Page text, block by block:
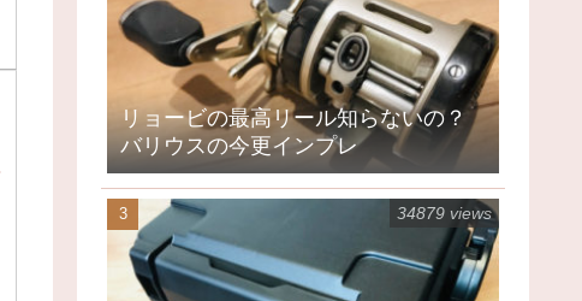
リョービの最高リール知らないの？
バリウスの今更インプレ
34879 views